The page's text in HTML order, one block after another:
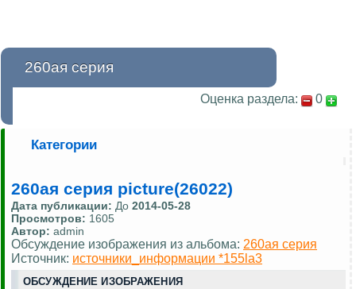
260ая серия
Оценка раздела: 0
Категории
260ая серия picture(26022)
Дата публикации: До 2014-05-28
Просмотров: 1605
Автор: admin
Обсуждение изображения из альбома: 260ая серия
Источник: источники_информации *155la3
ОБСУЖДЕНИЕ ИЗОБРАЖЕНИЯ